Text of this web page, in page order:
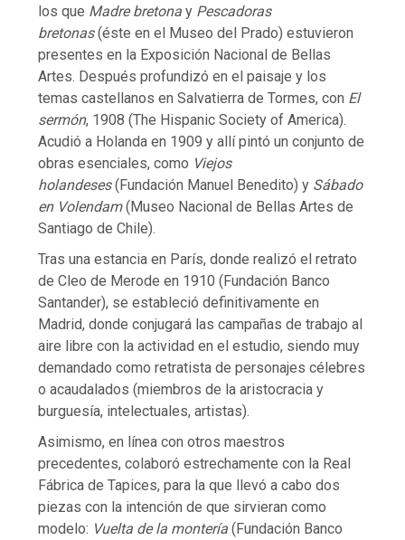
los que Madre bretona y Pescadoras
bretonas(éste en el Museo del Prado) estuvieron
presentes en la Exposición Nacional de Bellas
Artes. Después profundizó en el paisaje y los
temas castellanos en Salvatierra de Tormes, con El
sermón, 1908 (The Hispanic Society of America).
Acudió a Holanda en 1909 y allí pintó un conjunto de
obras esenciales, como Viejos
holandeses(Fundación Manuel Benedito) y Sábado
en Volendam(Museo Nacional de Bellas Artes de
Santiago de Chile).
Tras una estancia en París, donde realizó el retrato
de Cleo de Merode en 1910 (Fundación Banco
Santander), se estableció definitivamente en
Madrid, donde conjugará las campañas de trabajo al
aire libre con la actividad en el estudio, siendo muy
demandado como retratista de personajes célebres
o acaudalados (miembros de la aristocracia y
burguesía, intelectuales, artistas).
Asimismo, en línea con otros maestros
precedentes, colaboró estrechamente con la Real
Fábrica de Tapices, para la que llevó a cabo dos
piezas con la intención de que sirvieran como
modelo: Vuelta de la montería(Fundación Banco